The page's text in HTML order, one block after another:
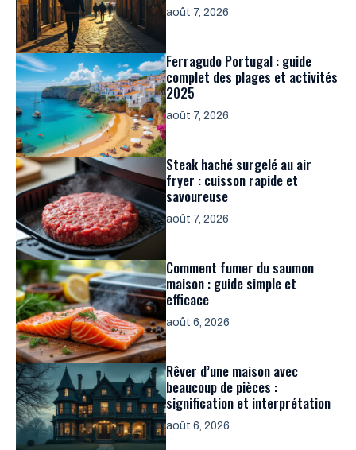
août 7, 2026
Ferragudo Portugal : guide
complet des plages et activités
2025
août 7, 2026
Steak haché surgelé au air
fryer : cuisson rapide et
savoureuse
août 7, 2026
Comment fumer du saumon
maison : guide simple et
efficace
août 6, 2026
Rêver d’une maison avec
beaucoup de pièces :
signification et interprétation
août 6, 2026